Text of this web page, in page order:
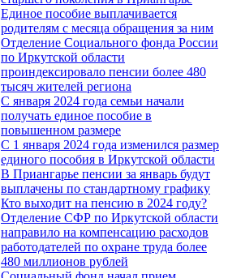
Единое пособие выплачивается
родителям с месяца обращения за ним
Отделение Социального фонда России
по Иркутской области
проиндексировало пенсии более 480
тысяч жителей региона
С января 2024 года семьи начали
получать единое пособие в
повышенном размере
С 1 января 2024 года изменился размер
единого пособия в Иркутской области
В Приангарье пенсии за январь будут
выплачены по стандартному графику
Кто выходит на пенсию в 2024 году?
Отделение СФР по Иркутской области
направило на компенсацию расходов
работодателей по охране труда более
480 миллионов рублей